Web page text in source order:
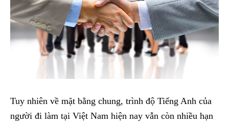
Tuy nhiên về mặt bằng chung, trình độ Tiếng Anh của
người đi làm tại Việt Nam hiện nay vẫn còn nhiều hạn